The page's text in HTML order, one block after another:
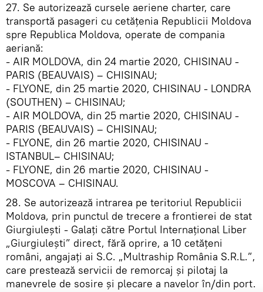
27. Se autorizează cursele aeriene charter, care
transportă pasageri cu cetățenia Republicii Moldova
spre Republica Moldova, operate de compania
aeriană:
- AIR MOLDOVA, din 24 martie 2020, CHISINAU -
PARIS (BEAUVAIS) – CHISINAU;
- FLYONE, din 25 martie 2020, CHISINAU - LONDRA
(SOUTHEN) – CHISINAU;
- AIR MOLDOVA, din 25 martie 2020, CHISINAU -
PARIS (BEAUVAIS) – CHISINAU;
- FLYONE, din 26 martie 2020, CHISINAU -
ISTANBUL– CHISINAU;
- FLYONE, din 26 martie 2020, CHISINAU -
MOSCOVA – CHISINAU.
28. Se autorizează intrarea pe teritoriul Republicii
Moldova, prin punctul de trecere a frontierei de stat
Giurgiulești - Galați către Portul Internațional Liber
„Giurgiulești” direct, fără oprire, a 10 cetățeni
români, angajați ai S.C. „Multraship România S.R.L.”,
care prestează servicii de remorcaj și pilotaj la
manevrele de sosire și plecare a navelor în/din port.